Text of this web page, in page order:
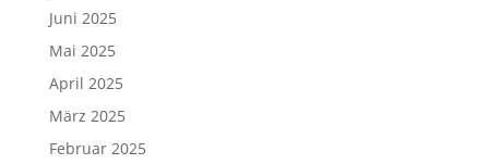
Juni 2025
Mai 2025
April 2025
März 2025
Februar 2025